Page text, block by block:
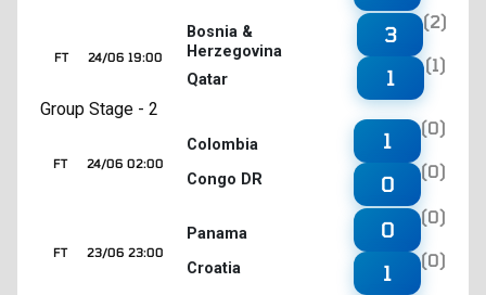
24/06 19:00
FT
Bosnia &
Herzegovina
Qatar
3
(2)
1
(1)
Group Stage - 2
24/06 02:00
FT
Colombia
Congo DR
1
(0)
0
(0)
23/06 23:00
FT
Panama
Croatia
0
(0)
1
(0)